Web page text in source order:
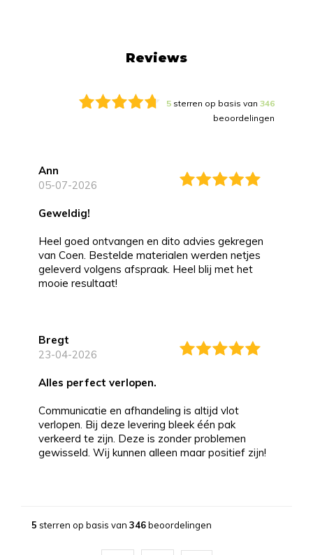
Reviews
5 sterren op basis van 346
beoordelingen
Ann
05-07-2026
Geweldig!
Heel goed ontvangen en dito advies gekregen
van Coen. Bestelde materialen werden netjes
geleverd volgens afspraak. Heel blij met het
mooie resultaat!
Bregt
23-04-2026
alles perfect verlopen.
Communicatie en afhandeling is altijd vlot
verlopen. Bij deze levering bleek één pak
verkeerd te zijn. Deze is zonder problemen
gewisseld. Wij kunnen alleen maar positief zijn!
13-03-2026
5 sterren op basis van 346beoordelingen